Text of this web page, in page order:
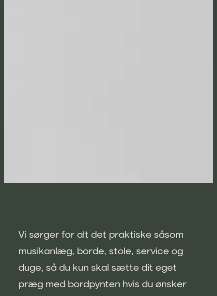
Vi sørger for alt det praktiske såsom
musikanlæg, borde, stole, service og
duge, så du kun skal sætte dit eget
præg med bordpynten hvis du ønsker